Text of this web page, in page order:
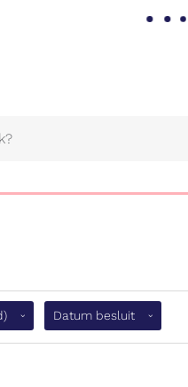
Datum besluit(aflopend)